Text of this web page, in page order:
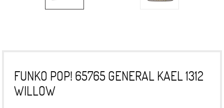
FUNKO POP! 65765 GENERAL KAEL 1312
WILLOW